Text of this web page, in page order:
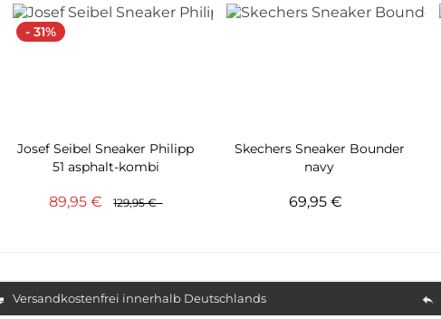
- 31%
Josef Seibel Sneaker Philipp
51 asphalt-kombi
89,95 € 129,95 €
Skechers Sneaker Bounder
navy
69,95 €
Versandkostenfrei innerhalb Deutschlands